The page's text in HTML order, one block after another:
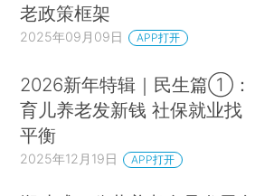
老政策框架
2025年09月09日 APP打开
2026新年特辑｜民生篇①：
育儿养老发新钱 社保就业找
平衡
2025年12月19日 APP打开